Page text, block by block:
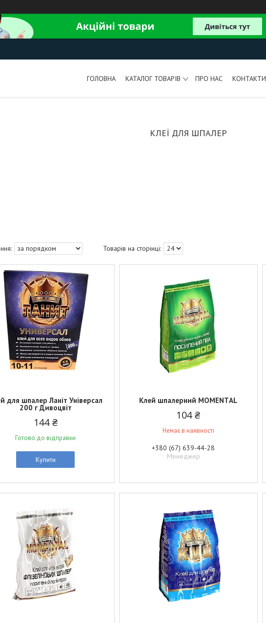
ГОЛОВНА КАТАЛОГ ТОВАРІВ ПРО НАС КОНТАКТИ
КЛЕЇ ДЛЯ ШПАЛЕР
для шпалер Ланіт Універсал
200 г Дивоцвіт
144 ₴
Готово до відправки
Купити
Клей шпалерний МОМЕNТAL
104 ₴
Немає в наявності
+380 (67) 639-44-28
Менеджер